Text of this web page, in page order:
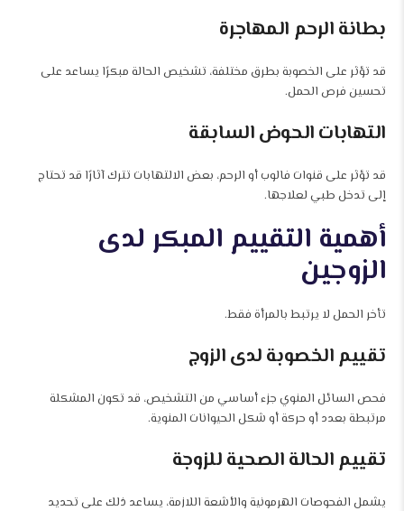
بطانة الرحم المهاجرة
قد تؤثر على الخصوبة بطرق مختلفة، تشخيص الحالة مبكرًا يساعد على
تحسين فرص الحمل.
التهابات الحوض السابقة
قد تؤثر على قنوات فالوب أو الرحم، بعض الالتهابات تترك آثارًا قد تحتاج
إلى تدخل طبي لعلاجها.
أهمية التقييم المبكر لدى
الزوجين
تأخر الحمل لا يرتبط بالمرأة فقط.
تقييم الخصوبة لدى الزوج
فحص السائل المنوي جزء أساسي من التشخيص، قد تكون المشكلة
مرتبطة بعدد أو حركة أو شكل الحيوانات المنوية.
تقييم الحالة الصحية للزوجة
يشمل الفحوصات الهرمونية والأشعة اللازمة، يساعد ذلك على تحديد